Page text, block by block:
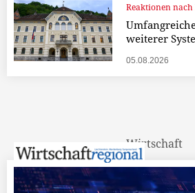
Reaktionen
weiterer
05.08.2026
Wirtschaft